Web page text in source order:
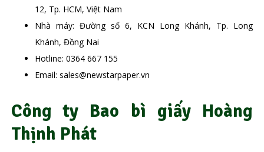
12, Tp. HCM, Việt Nam
Nhà máy: Đường số 6, KCN Long Khánh, Tp. Long
Khánh, Đồng Nai
Hotline: 0364 667 155
Email: sales@newstarpaper.vn
Công ty Bao bì giấy Hoàng
Thịnh Phát